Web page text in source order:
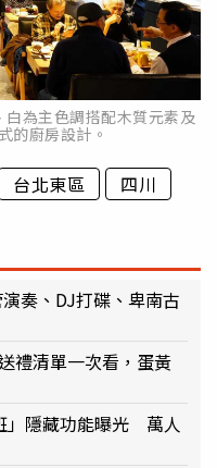
為主色調搭配木質元素及
的廚房設計。
台北東區 四川
奏、DJ打碟、卑南古
禮清單一次看，蛋黃
」隱藏功能曝光 萬人